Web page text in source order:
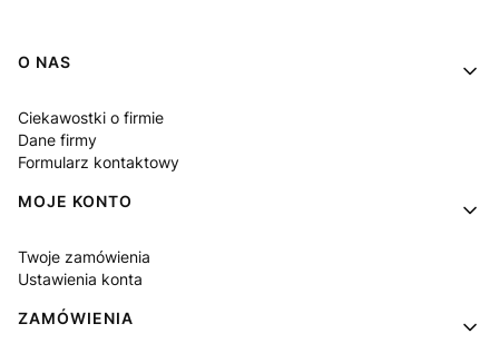
Linki w stopce
O NAS
Ciekawostki o firmie
Dane firmy
Formularz kontaktowy
MOJE KONTO
Twoje zamówienia
Ustawienia konta
ZAMÓWIENIA